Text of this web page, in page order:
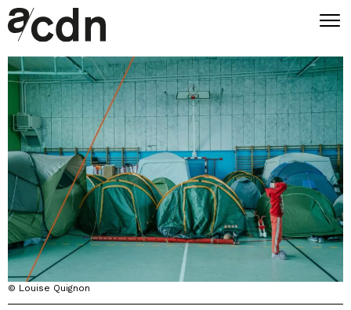
© Louise Quignon